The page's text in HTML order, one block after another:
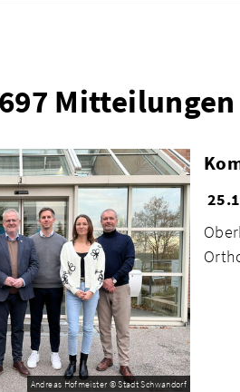
Andreas Hofmeister © Stadt Schwandorf